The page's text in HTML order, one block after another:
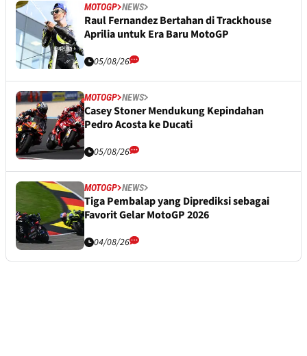
MOTOGP NEWS
Raul Fernandez Bertahan di Trackhouse
Aprilia untuk Era Baru MotoGP
05/08/26
MOTOGP NEWS
Casey Stoner Mendukung Kepindahan
Pedro Acosta ke Ducati
05/08/26
MOTOGP NEWS
Tiga Pembalap yang Diprediksi sebagai
Favorit Gelar MotoGP 2026
04/08/26